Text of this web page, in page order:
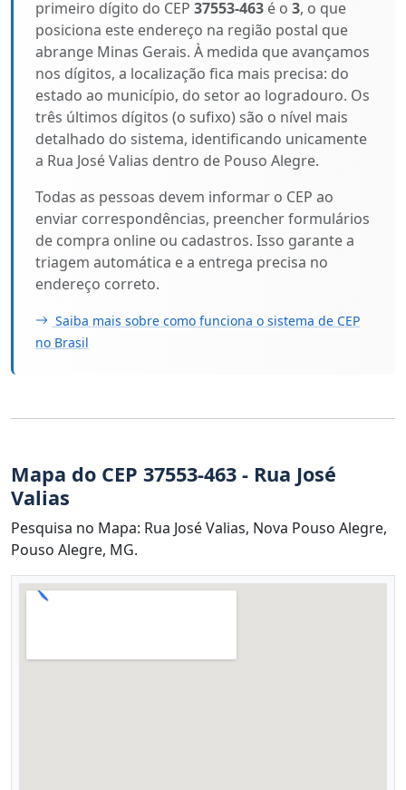
primeiro dígito do CEP 37553-463 é o 3, o que
posiciona este endereço na região postal que
abrange Minas Gerais. À medida que avançamos
nos dígitos, a localização fica mais precisa: do
estado ao município, do setor ao logradouro. Os
três últimos dígitos (o sufixo) são o nível mais
detalhado do sistema, identificando unicamente
a Rua José Valias dentro de Pouso Alegre.
Todas as pessoas devem informar o CEP ao
enviar correspondências, preencher formulários
de compra online ou cadastros. Isso garante a
triagem automática e a entrega precisa no
endereço correto.
Saiba mais sobre como funciona o sistema de CEP
no Brasil
Mapa do CEP 37553-463 - Rua José
Valias
Pesquisa no Mapa: Rua José Valias, Nova Pouso Alegre,
Pouso Alegre, MG.